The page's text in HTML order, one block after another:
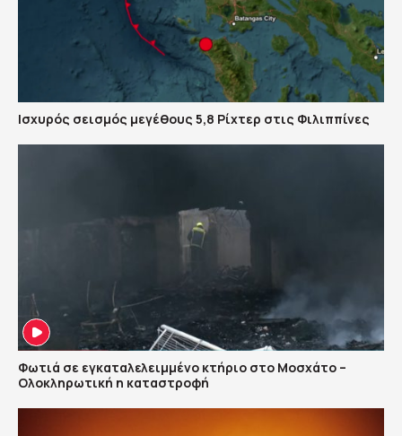
Ισχυρός σεισμός μεγέθους 5,8 Ρίχτερ στις Φιλιππίνες
Φωτιά σε εγκαταλελειμμένο κτήριο στο Μοσχάτο –
Ολοκληρωτική η καταστροφή